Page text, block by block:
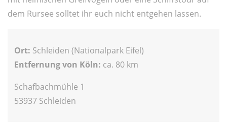
dem Rursee solltet ihr euch nicht entgehen lassen.
Ort: Schleiden (Nationalpark Eifel)
Entfernung von Köln: ca. 80 km
Schafbachmühle 1
53937 Schleiden